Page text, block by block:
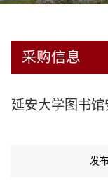
采购信息
延安大学图书
发